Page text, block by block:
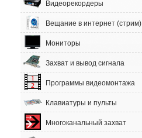
Видеорекордеры
Вещание в интернет (стрим)
Мониторы
Захват и вывод сигнала
Программы видеомонтажа
Клавиатуры и пульты
Многоканальный захват